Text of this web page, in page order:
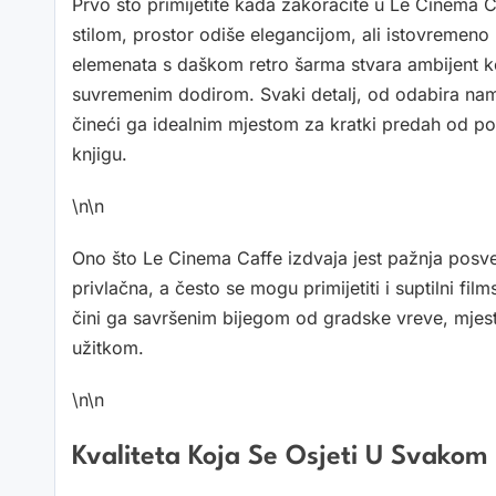
stilom, prostor odiše elegancijom, ali
elemenata s daškom retro šarma stvara ambijent
suvremenim dodirom. Svaki detalj, od odabira
čineći ga idealnim mjestom za kratki predah od
knjigu.
\n\n
Ono što Le Cinema Caffe izdvaja jest pažnja
privlačna, a često se mogu primijetiti i suptilni
čini ga savršenim bijegom od gradske vreve,
užitkom.
\n\n
Kvaliteta Koja Se Osjeti U